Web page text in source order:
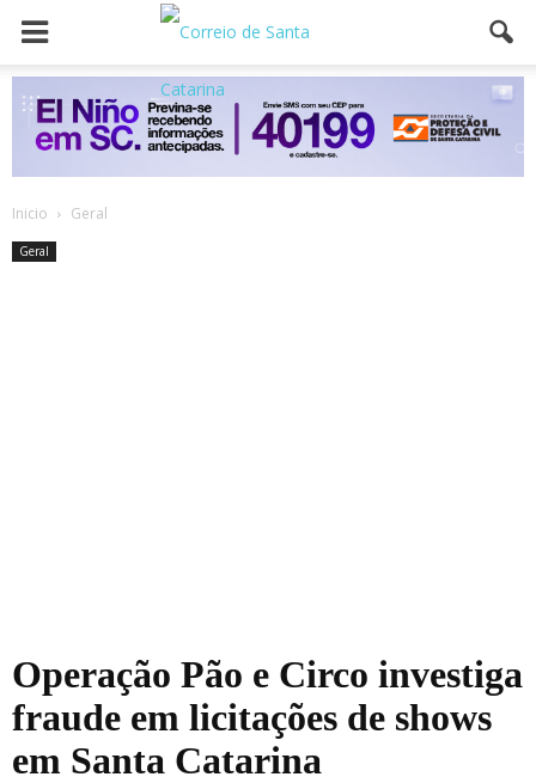
Inicio Geral
Geral
Operação Pão e Circo investiga
fraude em licitações de shows
em Santa Catarina